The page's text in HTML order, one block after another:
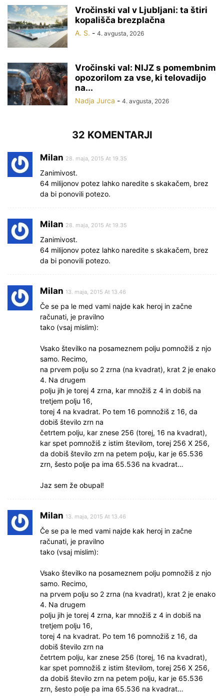
Vročinski val v Ljubljani: ta štiri
kopališča brezplačna
A. S. - 4. avgusta, 2026
Vročinski val: NIJZ s pomembnim
opozorilom za vse, ki telovadijo
na...
Nadja Jurca - 4. avgusta, 2026
32 KOMENTARJI
Milan 28. maja, 2015 At 19.35
Zanimivost.
64 milijonov potez lahko naredite s skakačem, brez
da bi ponovili potezo.
Milan 28. maja, 2015 At 19.35
Zanimivost.
64 milijonov potez lahko naredite s skakačem, brez
da bi ponovili potezo.
Milan 13. maja, 2015 At 13.46
Če se pa le med vami najde kak heroj in začne
računati, je pravilno
tako (vsaj mislim):
Vsako številko na posameznem polju pomnožiš z njo
samo. Recimo,
na prvem polju so 2 zrna (na kvadrat), krat 2 je enako
4. Na drugem
polju jih je torej 4 zrna, kar množiš z 4 in dobiš na
tretjem polju 16,
torej 4 na kvadrat. Po tem 16 pomnožiš z 16, da
dobiš število zrn na
četrtem polju, kar znese 256 (torej, 16 na kvadrat),
kar spet pomnožiš z istim številom, torej 256 X 256,
da dobiš število zrn na petem polju, kar je 65.536
zrn, šesto polje pa ima 65.536 na kvadrat…
Jaz sem že obupal!
Milan 13. maja, 2015 At 13.46
Če se pa le med vami najde kak heroj in začne
računati, je pravilno
tako (vsaj mislim):
Vsako številko na posameznem polju pomnožiš z njo
samo. Recimo,
na prvem polju so 2 zrna (na kvadrat), krat 2 je enako
4. Na drugem
polju jih je torej 4 zrna, kar množiš z 4 in dobiš na
tretjem polju 16,
torej 4 na kvadrat. Po tem 16 pomnožiš z 16, da
dobiš število zrn na
četrtem polju, kar znese 256 (torej, 16 na kvadrat),
kar spet pomnožiš z istim številom, torej 256 X 256,
da dobiš število zrn na petem polju, kar je 65.536
zrn, šesto polje pa ima 65.536 na kvadrat…